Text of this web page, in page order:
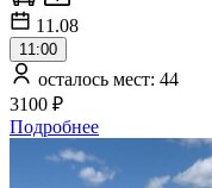
11.08
11:00
осталось мест: 44
3100 ₽
Подробнее